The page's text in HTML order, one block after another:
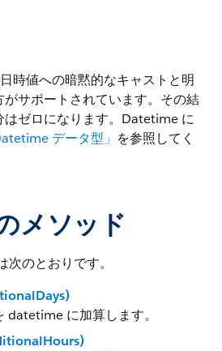
時値への暗黙的なキャストと明
サポートされています。その結
はゼロになります。Datetime に
データ型」 を参照してく
メソッド
次のとおりです。
datetime に加算します。